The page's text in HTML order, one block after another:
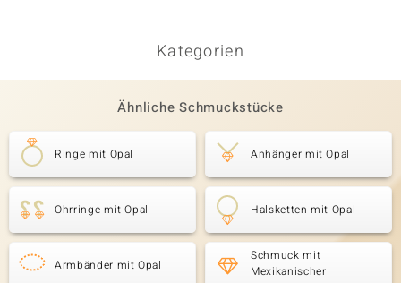
Kategorien
Ähnliche Schmuckstücke
Ringe mit Opal Anhänger mit Opal
Ohrringe mit Opal Halsketten mit Opal
Armbänder mit Opal
Schmuck mit
Mexikanischer